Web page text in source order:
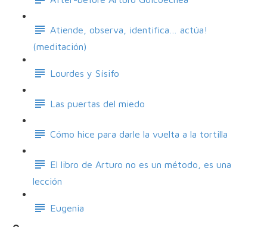
Atiende, observa, identifica… actúa!
(meditación)
Lourdes y Sísifo
Las puertas del miedo
Cómo hice para darle la vuelta a la tortilla
El libro de Arturo no es un método, es una
lección
Eugenia